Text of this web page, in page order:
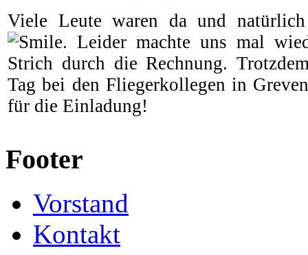
Viele Leute waren da und
. Leider machte uns mal
Strich durch die Rechnung.
Tag bei den Fliegerkollegen in
für die Einladung!
Footer
Vorstand
Kontakt